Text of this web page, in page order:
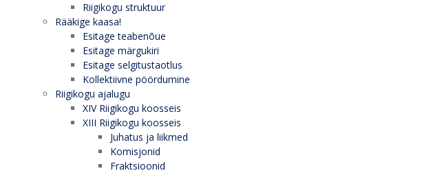
Riigikogu struktuur
Rääkige kaasa!
Esitage teabenõue
Esitage märgukiri
Esitage selgitustaotlus
Kollektiivne pöördumine
Riigikogu ajalugu
XIV Riigikogu koosseis
XIII Riigikogu koosseis
Juhatus ja liikmed
Komisjonid
Fraktsioonid